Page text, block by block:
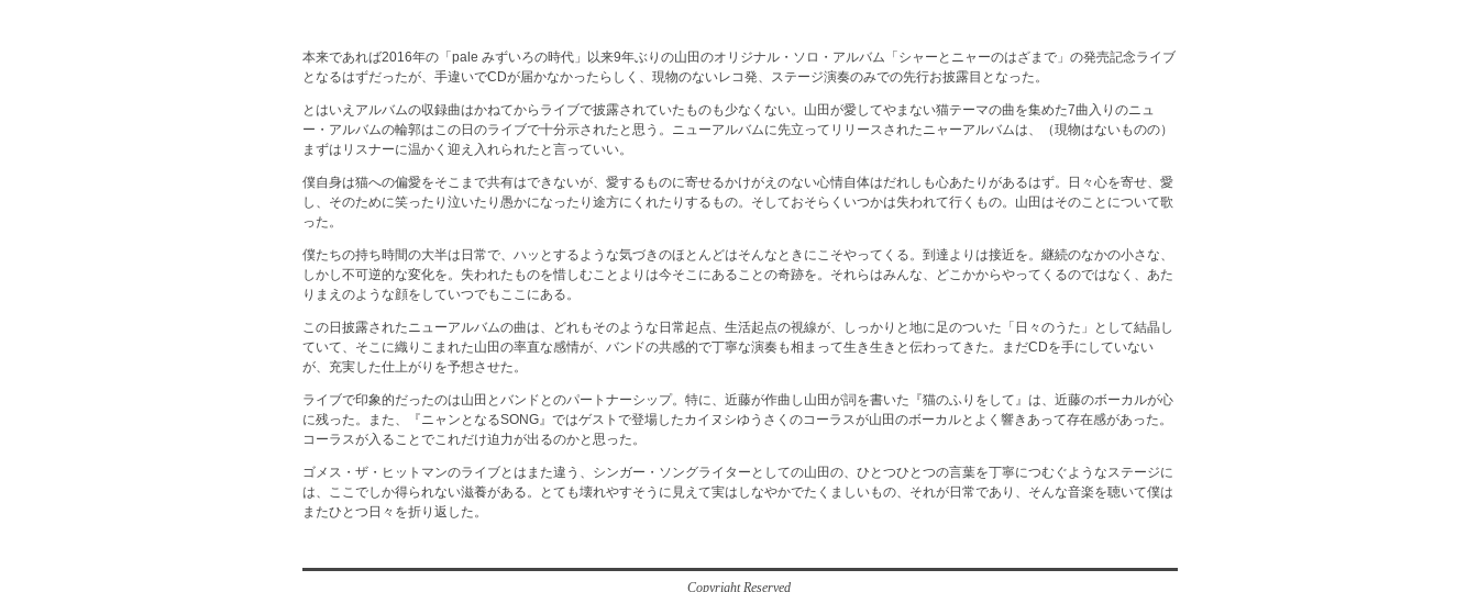
本来であれば2016年の「pale みずいろの時代」以来9年ぶりの山田のオリジナル・ソロ・アルバム「シャーとニャーのはざまで」の発売記念ライブ
となるはずだったが、手違いでCDが届かなかったらしく、現物のないレコ発、ステージ演奏のみでの先行お披露目となった。
とはいえアルバムの収録曲はかねてからライブで披露されていたものも少なくない。山田が愛してやまない猫テーマの曲を集めた7曲入りのニュ
ー・アルバムの輪郭はこの日のライブで十分示されたと思う。ニューアルバムに先立ってリリースされたニャーアルバムは、（現物はないものの）
まずはリスナーに温かく迎え入れられたと言っていい。
僕自身は猫への偏愛をそこまで共有はできないが、愛するものに寄せるかけがえのない心情自体はだれしも心あたりがあるはず。日々心を寄せ、愛
し、そのために笑ったり泣いたり愚かになったり途方にくれたりするもの。そしておそらくいつかは失われて行くもの。山田はそのことについて歌
った。
僕たちの持ち時間の大半は日常で、ハッとするような気づきのほとんどはそんなときにこそやってくる。到達よりは接近を。継続のなかの小さな、
しかし不可逆的な変化を。失われたものを惜しむことよりは今そこにあることの奇跡を。それらはみんな、どこかからやってくるのではなく、あた
りまえのような顔をしていつでもここにある。
この日披露されたニューアルバムの曲は、どれもそのような日常起点、生活起点の視線が、しっかりと地に足のついた「日々のうた」として結晶し
ていて、そこに織りこまれた山田の率直な感情が、バンドの共感的で丁寧な演奏も相まって生き生きと伝わってきた。まだCDを手にしていない
が、充実した仕上がりを予想させた。
ライブで印象的だったのは山田とバンドとのパートナーシップ。特に、近藤が作曲し山田が詞を書いた『猫のふりをして』は、近藤のボーカルが心
に残った。また、『ニャンとなるSONG』ではゲストで登場したカイヌシゆうさくのコーラスが山田のボーカルとよく響きあって存在感があった。
コーラスが入ることでこれだけ迫力が出るのかと思った。
ゴメス・ザ・ヒットマンのライブとはまた違う、シンガー・ソングライターとしての山田の、ひとつひとつの言葉を丁寧につむぐようなステージに
は、ここでしか得られない滋養がある。とても壊れやすそうに見えて実はしなやかでたくましいもの、それが日常であり、そんな音楽を聴いて僕は
またひとつ日々を折り返した。
Copyright Reserved